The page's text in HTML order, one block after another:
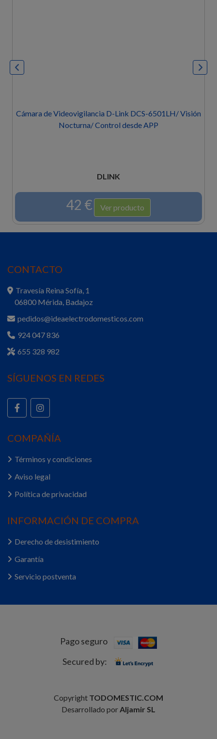
Cámara de Videovigilancia Synology BC500/ 110º/
Visión Nocturna/ Control desde APP
SYNOLOGY
285 € Ver producto
CONTACTO
Travesía Reina Sofía, 1
06800 Mérida, Badajoz
pedidos@ideaelectrodomesticos.com
924 047 836
655 328 982
SÍGUENOS EN REDES
COMPAÑÍA
Términos y condiciones
Aviso legal
Política de privacidad
INFORMACIÓN DE COMPRA
Derecho de desistimiento
Garantía
Servicio postventa
Pago seguro
Secured by:
Copyright TODOMESTIC.COM
Desarrollado porAljamir SL